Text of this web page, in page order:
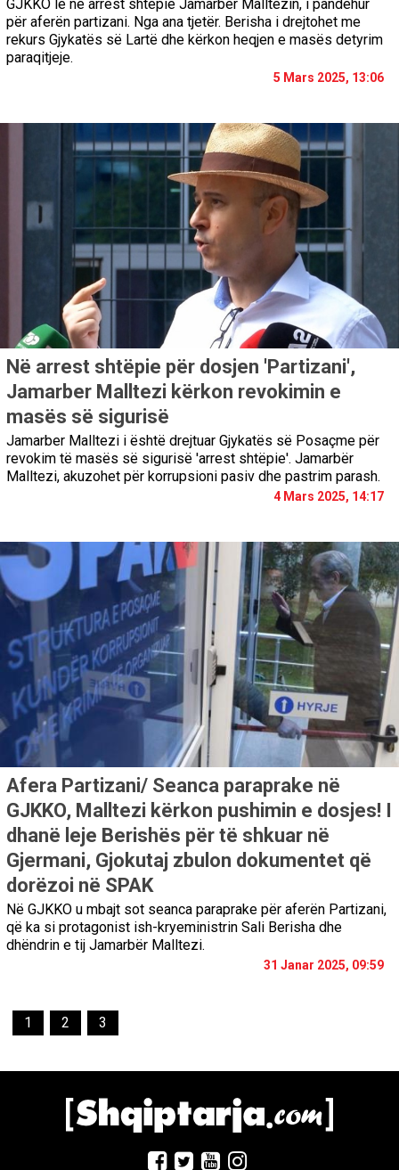
GJKKO lë në arrest shtëpie Jamarbër Malltezin, i pandehur
për aferën partizani. Nga ana tjetër. Berisha i drejtohet me
rekurs Gjykatës së Lartë dhe kërkon heqjen e masës detyrim
paraqitjeje.
5 Mars 2025, 13:06
Në arrest shtëpie për dosjen 'Partizani',
Jamarber Malltezi kërkon revokimin e
masës së sigurisë
Jamarber Malltezi i është drejtuar Gjykatës së Posaçme për
revokim të masës së sigurisë 'arrest shtëpie'. Jamarbër
Malltezi, akuzohet për korrupsioni pasiv dhe pastrim parash.
4 Mars 2025, 14:17
Afera Partizani/ Seanca paraprake në
GJKKO, Malltezi kërkon pushimin e dosjes! I
dhanë leje Berishës për të shkuar në
Gjermani, Gjokutaj zbulon dokumentet që
dorëzoi në SPAK
Në GJKKO u mbajt sot seanca paraprake për aferën Partizani,
që ka si protagonist ish-kryeministrin Sali Berisha dhe
dhëndrin e tij Jamarbër Malltezi.
31 Janar 2025, 09:59
1 2 3